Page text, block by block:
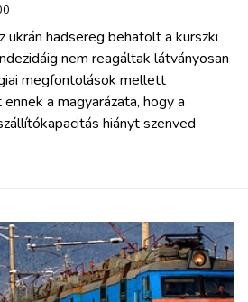
ukrán hadsereg behatolt a kurszki
nem reagáltak látványosan
megfontolások mellett
a magyarázata, hogy a
hiányt szenved